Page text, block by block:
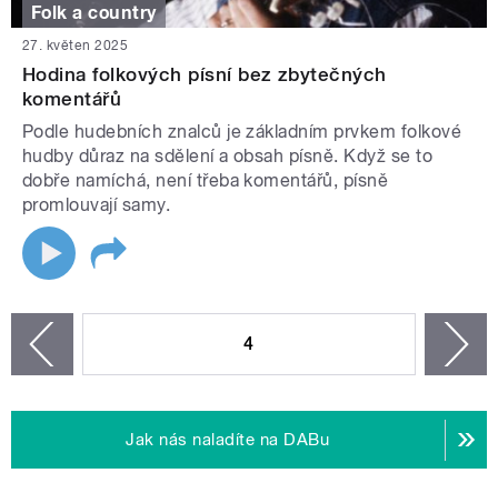
Folk a country
27. květen 2025
Hodina folkových písní bez zbytečných
komentářů
Podle hudebních znalců je základním prvkem folkové
hudby důraz na sdělení a obsah písně. Když se to
dobře namíchá, není třeba komentářů, písně
promlouvají samy.
4
Jak nás naladíte na DABu